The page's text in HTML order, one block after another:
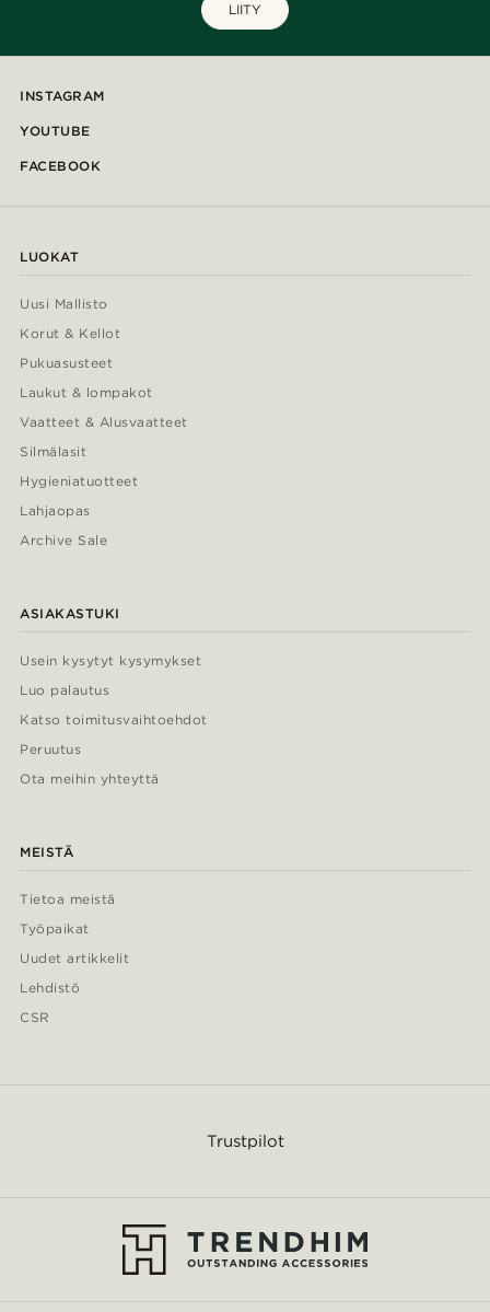
LIITY
INSTAGRAM
YOUTUBE
FACEBOOK
LUOKAT
Uusi Mallisto
Korut & Kellot
Pukuasusteet
Laukut & lompakot
Vaatteet & Alusvaatteet
Silmälasit
Hygieniatuotteet
Lahjaopas
Archive Sale
ASIAKASTUKI
Usein kysytyt kysymykset
Luo palautus
Katso toimitusvaihtoehdot
Peruutus
Ota meihin yhteyttä
MEISTÄ
Tietoa meistä
Työpaikat
Uudet artikkelit
Lehdistö
CSR
Trustpilot